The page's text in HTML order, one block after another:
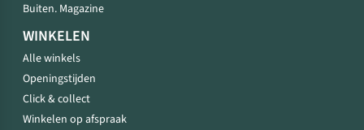
Buiten. Magazine
WINKELEN
Alle winkels
Openingstijden
Click & collect
Winkelen op afspraak